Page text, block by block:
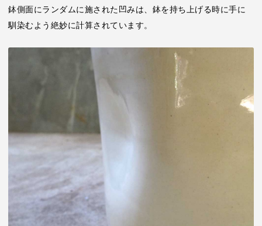
鉢側面にランダムに施された凹みは、鉢を持ち上げる時に手に
馴染むよう絶妙に計算されています。